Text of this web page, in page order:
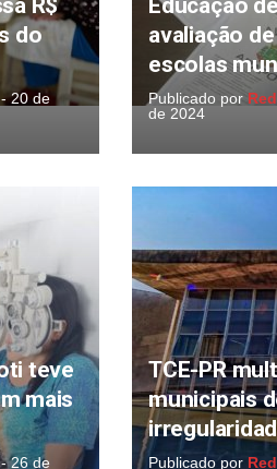
R$
do
- 20 de
Educação
avaliação
escolas
Publicado por
de 2024
teve
mais
- 26 de
TCE-PR
municipais
Publicado por